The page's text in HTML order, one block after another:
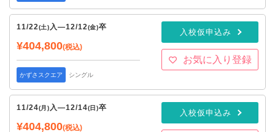
11/22(土)入—12/12(金)卒
¥404,800(税込)
かずさスクエア シングル
入校仮申込み
お気に入り登録
11/24(月)入—12/14(日)卒
¥404,800(税込)
入校仮申込み